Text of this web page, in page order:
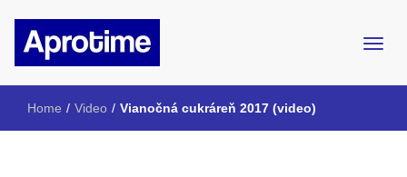
Aprotime
Internetový magazín ŠpMNDaG
Home / Video / Vianočná cukráreň 2017 (video)